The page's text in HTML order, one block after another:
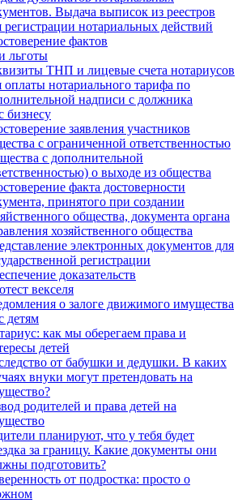
Выдача выписок из реестров
регистрации нотариальных действий
фактов
льготы
ТНП и лицевые счета нотариусов
оплаты нотариального тарифа по
надписи с должника
бизнесу
заявления участников
с ограниченной ответственностью
с дополнительной
о выходе из общества
факта достоверности
принятого при создании
общества, документа органа
хозяйственного общества
электронных документов для
регистрации
доказательств
векселя
о залоге движимого имущества
детям
как мы оберегаем права и
детей
от бабушки и дедушки. В каких
внуки могут претендовать на
родителей и права детей на
планируют, что у тебя будет
за границу. Какие документы они
подготовить?
от подростка: просто о